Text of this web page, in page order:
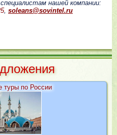
нашей компании:
, soleans@sovintel.ru
туры по России